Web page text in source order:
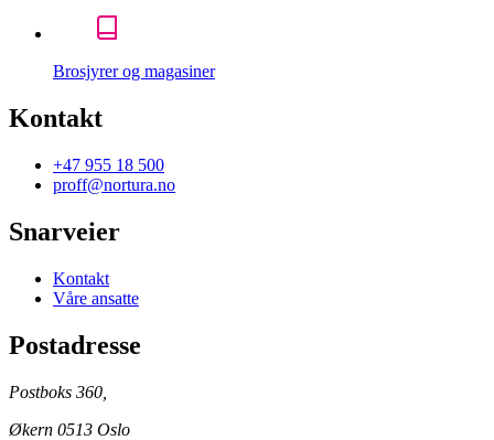
Brosjyrer og magasiner
Kontakt
+47 955 18 500
proff@nortura.no
Snarveier
Kontakt
Våre ansatte
Postadresse
Postboks 360,
Økern 0513 Oslo